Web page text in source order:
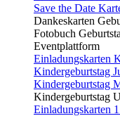
Save the Date
Dankeskarten
Fotobuch
Eventplattform
Einladungskarten
Kindergeburtstag
Kindergeburtstag
Kindergeburtstag
Einladungskarten